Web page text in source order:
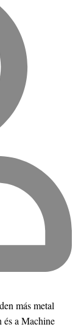
más metal
a Machine